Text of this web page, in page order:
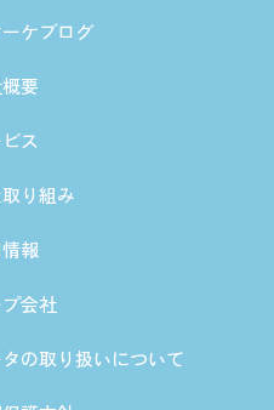
ケブログ
要
ス
り組み
報
会社
の取り扱いについて